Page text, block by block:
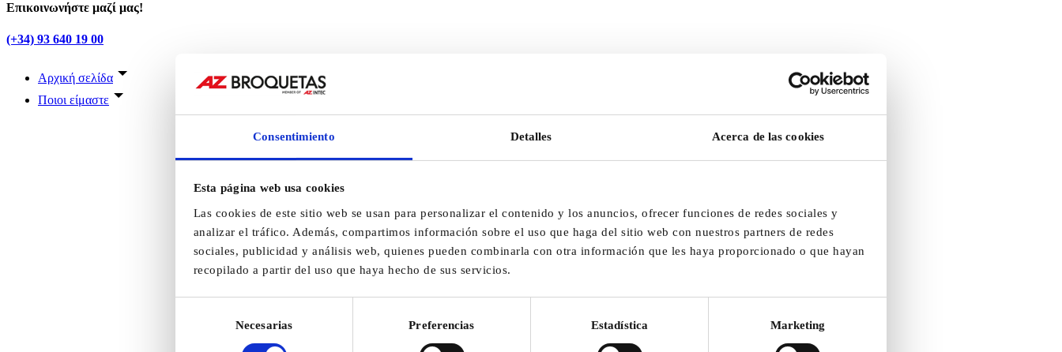
Consentimiento Detalles Acerca de las cookies
Esta página web usa cookies
Las cookies de este sitio web se usan para personalizar el contenido y los anuncios, ofrecer funciones de redes sociales y
analizar el tráfico. Además, compartimos información sobre el uso que haga del sitio web con nuestros partners de redes
sociales, publicidad y análisis web, quienes pueden combinarla con otra información que les haya proporcionado o que hayan
recopilado a partir del uso que haya hecho de sus servicios.
consentimiento
Necesarias Preferencias Estadística Marketing
Επικοινωνήστε μαζί μας!
(+34) 93 640 19 00
Αρχική σελίδα
Ποιοι είμαστε